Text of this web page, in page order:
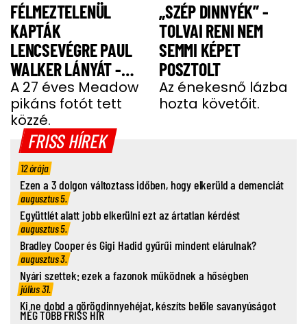
FÉLMEZTELENÜL
KAPTÁK
LENCSEVÉGRE PAUL
WALKER LÁNYÁT -
FOTÓ
A 27 éves Meadow
pikáns fotót tett
közzé.
„SZÉP DINNYÉK” -
TOLVAI RENI NEM
SEMMI KÉPET
POSZTOLT
Az énekesnő lázba
hozta követőit.
FRISS HÍREK
12 órája
Ezen a 3 dolgon változtass időben, hogy elkerüld a demenciát
augusztus 5.
Együttlét alatt jobb elkerülni ezt az ártatlan kérdést
augusztus 5.
Bradley Cooper és Gigi Hadid gyűrűi mindent elárulnak?
augusztus 3.
Nyári szettek: ezek a fazonok működnek a hőségben
július 31.
Ki ne dobd a görögdinnyehéjat, készíts belőle savanyúságot
MÉG TÖBB FRISS HÍR